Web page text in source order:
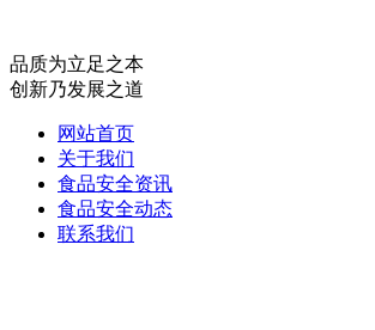
品质为立足之本
创新乃发展之道
网站首页
关于我们
食品安全资讯
食品安全动态
联系我们